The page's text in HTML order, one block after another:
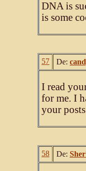
DNA is
is some
57 De:
I read
for me. I
your
58 De: